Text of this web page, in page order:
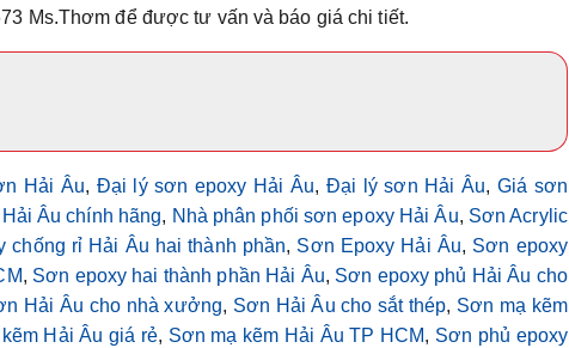
Ms.Thơm để được tư vấn và báo giá chi tiết.
Hải Âu, Đại lý sơn epoxy Hải Âu, Đại lý sơn Hải Âu, Giá sơn
Âu chính hãng, Nhà phân phối sơn epoxy Hải Âu, Sơn Acrylic
chống rỉ Hải Âu hai thành phần, Sơn Epoxy Hải Âu, Sơn epoxy
, Sơn epoxy hai thành phần Hải Âu, Sơn epoxy phủ Hải Âu cho
Hải Âu cho nhà xưởng, Sơn Hải Âu cho sắt thép, Sơn mạ kẽm
Hải Âu giá rẻ, Sơn mạ kẽm Hải Âu TP HCM, Sơn phủ epoxy